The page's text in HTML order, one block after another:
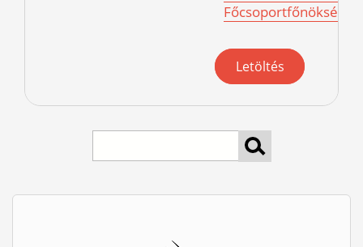
Főcsoportfőnökség
Letöltés